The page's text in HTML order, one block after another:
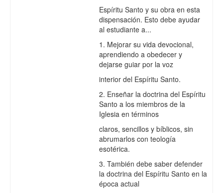
Espíritu Santo y su obra en esta
dispensación. Esto debe ayudar
al estudiante a...
1. Mejorar su vida devocional,
aprendiendo a obedecer y
dejarse guiar por la voz
interior del Espíritu Santo.
2. Enseñar la doctrina del Espíritu
Santo a los miembros de la
Iglesia en términos
claros, sencillos y bíblicos, sin
abrumarlos con teología
esotérica.
3. También debe saber defender
la doctrina del Espíritu Santo en la
época actual